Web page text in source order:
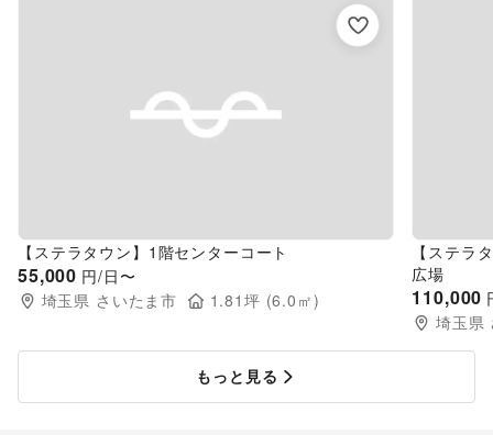
【ステラタウン】1階センターコート
55,000 円/日〜
埼玉県 さいたま市 1.81 坪 (6.0 ㎡)
【ステラ
広場
110,000
埼玉県
もっと見る